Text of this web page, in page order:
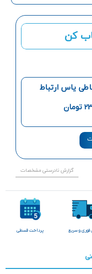
کن
یاس ارتباط
تومان
گزارش نادرستی مشخصات
فوری و سریع پرداخت قسطی